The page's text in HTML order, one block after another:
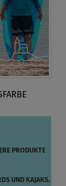
PRODUKTE
UND KAJAKS.